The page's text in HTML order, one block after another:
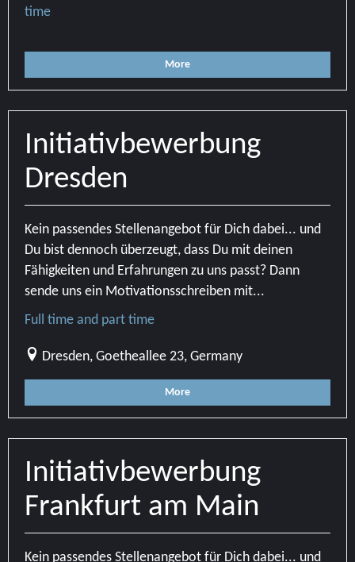
time
More
Initiativbewerbung
Dresden
Kein passendes Stellenangebot für Dich dabei... und
Du bist dennoch überzeugt, dass Du mit deinen
Fähigkeiten und Erfahrungen zu uns passt? Dann
sende uns ein Motivationsschreiben mit...
Full time and part time
Dresden, Goetheallee 23, Germany
More
Initiativbewerbung
Frankfurt am Main
Kein passendes Stellenangebot für Dich dabei... und